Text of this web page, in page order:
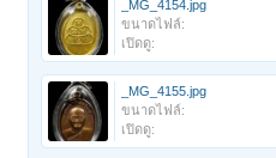
_MG_4154.jpg
ขนาดไฟล์:
เปิดดู:
_MG_4155.jpg
ขนาดไฟล์:
เปิดดู: